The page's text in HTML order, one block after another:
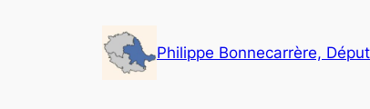
Philippe Bonnecarrère,